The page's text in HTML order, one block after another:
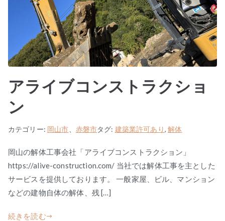
アライブコンストラクショ
ン
カテゴリー: 岡山市 赤磐市タグ: 建築業許可あり,解体
岡山の解体工事会社「アライブコンストラクション」
https://alive-construction.com/ 当社では解体工事を主とした
サービスを提供しております。 一般家屋、ビル、マンション
などの建物自体の解体、残 […]
続きを読む